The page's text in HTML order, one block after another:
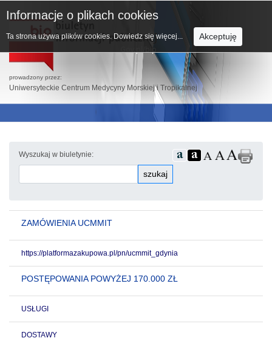
prowadzony przez:
Uniwersyteckie Centrum Medycyny Morskiej i Tropikalnej
Wyszukaj w biuletynie:
szukaj
ZAMÓWIENIA UCMMIT
https://platformazakupowa.pl/pn/ucmmit_gdynia
POSTĘPOWANIA POWYŻEJ 170.000 ZŁ
USŁUGI
DOSTAWY
Informacje o plikach cookies
Ta strona używa plików cookies. Dowiedz się więcej... Akceptuję